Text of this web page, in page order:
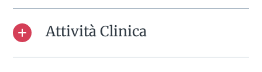
Attività Clinica